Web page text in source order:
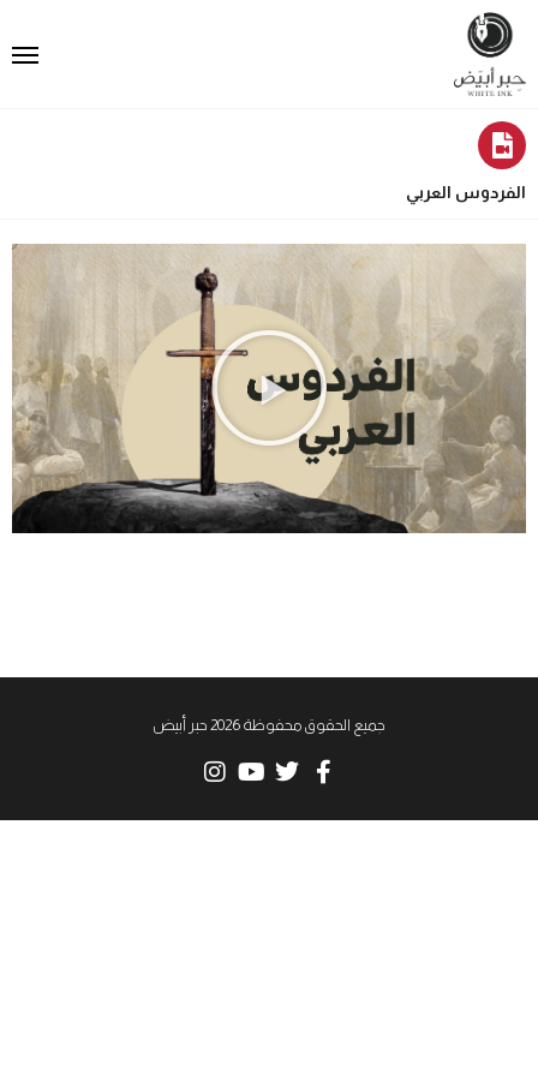
الفردوس العربي
جميع الحقوق محفوظة 2026 حبر أبيض